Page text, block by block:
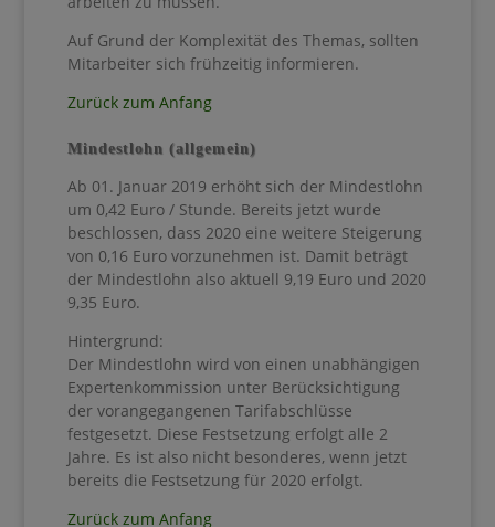
Auf Grund der Komplexität des Themas, sollten
Mitarbeiter sich frühzeitig informieren.
Zurück zum Anfang
Mindestlohn (allgemein)
Ab 01. Januar 2019 erhöht sich der Mindestlohn
um 0,42 Euro / Stunde. Bereits jetzt wurde
beschlossen, dass 2020 eine weitere Steigerung
von 0,16 Euro vorzunehmen ist. Damit beträgt
der Mindestlohn also aktuell 9,19 Euro und 2020
9,35 Euro.
Hintergrund:
Der Mindestlohn wird von einen unabhängigen
Expertenkommission unter Berücksichtigung
der vorangegangenen Tarifabschlüsse
festgesetzt. Diese Festsetzung erfolgt alle 2
Jahre. Es ist also nicht besonderes, wenn jetzt
bereits die Festsetzung für 2020 erfolgt.
Zurück zum Anfang